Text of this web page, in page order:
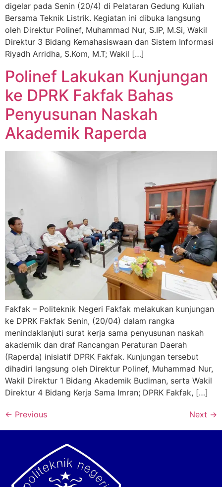
digelar pada Senin (20/4) di Pelataran Gedung Kuliah
Bersama Teknik Listrik. Kegiatan ini dibuka langsung
oleh Direktur Polinef, Muhammad Nur, S.IP, M.Si, Wakil
Direktur 3 Bidang Kemahasiswaan dan Sistem Informasi
Riyadh Arridha, S.Kom, M.T; Wakil […]
Polinef Lakukan Kunjungan
ke DPRK Fakfak Bahas
Penyusunan Naskah
Akademik Raperda
Fakfak – Politeknik Negeri Fakfak melakukan kunjungan
ke DPRK Fakfak Senin, (20/04) dalam rangka
menindaklanjuti surat kerja sama penyusunan naskah
akademik dan draf Rancangan Peraturan Daerah
(Raperda) inisiatif DPRK Fakfak. Kunjungan tersebut
dihadiri langsung oleh Direktur Polinef, Muhammad Nur,
Wakil Direktur 1 Bidang Akademik Budiman, serta Wakil
Direktur 4 Bidang Kerja Sama Imran; DPRK Fakfak, […]
← Previous Next →